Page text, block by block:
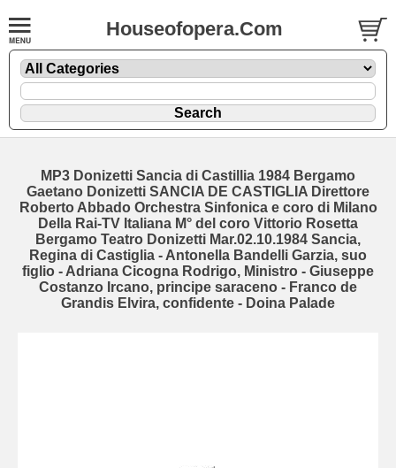
Houseofopera.Com
MP3 Donizetti Sancia di Castillia 1984 Bergamo
Gaetano Donizetti SANCIA DE CASTIGLIA Direttore
Roberto Abbado Orchestra Sinfonica e coro di Milano
Della Rai-TV Italiana M° del coro Vittorio Rosetta
Bergamo Teatro Donizetti Mar.02.10.1984 Sancia,
Regina di Castiglia - Antonella Bandelli Garzia, suo
figlio - Adriana Cicogna Rodrigo, Ministro - Giuseppe
Costanzo Ircano, principe saraceno - Franco de
Grandis Elvira, confidente - Doina Palade